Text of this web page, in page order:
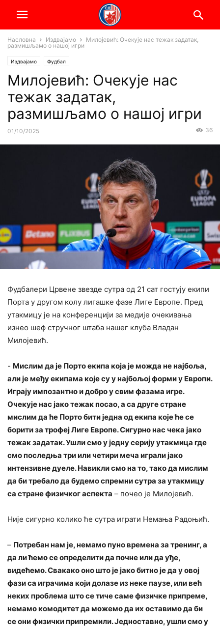
Насловна Издвајамо
Милојевић: Очекује нас тежак задатак,
размишљамо о нашој игри
Издвајамо Фудбал
Милојевић: Очекује нас
тежак задатак,
размишљамо о нашој игри
01/10/2025 36
Фудбалери Црвене звезде сутра од 21 сат гостују екипи
Порта у другом колу лигашке фазе Лиге Европе. Пред
утакмицу је на конференцији за медије очекивања
изнео шеф стручног штаба нашег клуба Владан
Милојевић.
‍- Мислим да је Порто екипа која је можда не најбоља,
али је међу екипама које су у најбољој форми у Европи.
Играју импозантно и добро у свим фазама игре.
Очекује нас јако тежак посао, а са друге стране
мислим да ће Порто бити једна од екипа које ће се
борити за трофеј Лиге Европе. Сигурно нас чека јако
тежак задатак. Ушли смо у једну серију утакмица где
смо последња три или четири меча играли јако
интензивне дуеле. Навикли смо на то, тако да мислим
да би требало да будемо спремни сутра за утакмицу
са стране физичког аспекта – почео је Милојевић.
Није сигурно колико ће сутра играти Немања Радоњић.
– Потребан нам је, немамо пуно времена за тренинг, а
да ли ћемо се определити да почне или да уђе,
видећемо. Свакако оно што је јако битно је да у овој
фази са играчима који долазе из неке паузе, или већ
неких проблема што се тиче саме физичке припреме,
немамо комодитет да можемо да их оставимо да би
се они физички припремили. Једноставно, ушли смо у